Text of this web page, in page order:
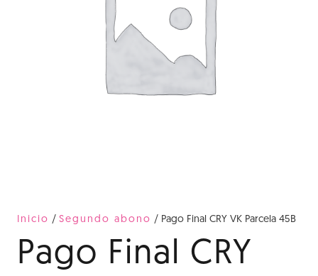
Inicio / Segundo abono / Pago Final CRY VK Parcela 45B
Pago Final CRY